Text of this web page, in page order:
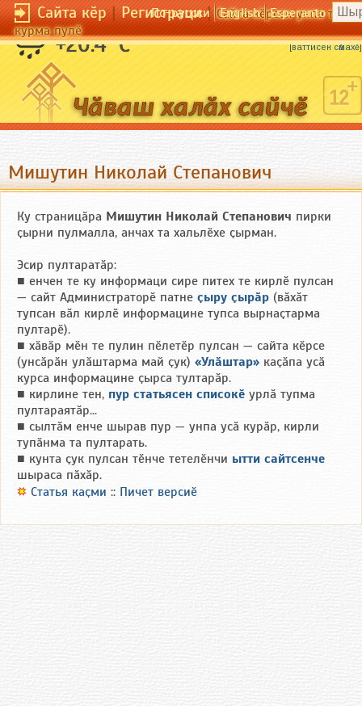
Сайта кӗр|Регистраци|Сайта кӗрсен унпа
курма пулӗ
По-русски English Esperanto
+20.4 °C Нумай та пӗтет, сахал та ҫитет.
[ваттисен сӑмахӗ]
Мишутин Николай Степанович
Ку страницӑра Мишутин Николай Степанович пирки
ҫырни пулмалла, анчах та хальлӗхе ҫырман.
Эсир пултаратӑр:
■ енчен те ку информаци сире питех те кирлӗ пулсан
— сайт Администраторӗ патне ҫыру ҫырӑр (вӑхӑт
тупсан вӑл кирлӗ информацине тупса вырнаҫтарма
пултарӗ).
■ хӑвӑр мӗн те пулин пӗлетӗр пулсан — сайта кӗрсе
(унсӑрӑн улӑштарма май ҫук) «Улӑштар» каҫӑпа усӑ
курса информацине ҫырса тултарӑр.
■ кирлине тен, пур статьясен списокӗ урлӑ тупма
пултараятӑр...
■ сылтӑм енче шырав пур — унпа усӑ курӑр, кирли
тупӑнма та пултарать.
■ кунта ҫук пулсан тӗнче тетелӗнчи ытти сайтсенче
шыраса пӑхӑр.
Статья каҫми :: Пичет версиӗ